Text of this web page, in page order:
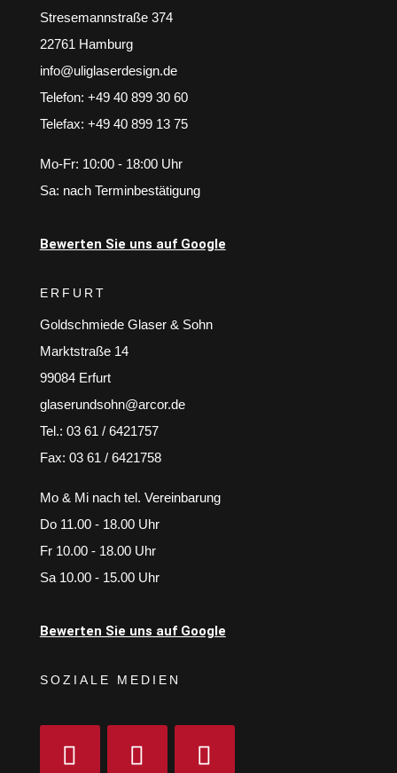
Stresemannstraße 374
22761 Hamburg
info@uliglaserdesign.de
Telefon: +49 40 899 30 60
Telefax: +49 40 899 13 75
Mo-Fr: 10:00 - 18:00 Uhr
Sa: nach Terminbestätigung
Bewerten Sie uns auf Google
ERFURT
Goldschmiede Glaser & Sohn
Marktstraße 14
99084 Erfurt
glaserundsohn@arcor.de
Tel.: 03 61 / 6421757
Fax: 03 61 / 6421758
Mo & Mi nach tel. Vereinbarung
Do 11.00 - 18.00 Uhr
Fr 10.00 - 18.00 Uhr
Sa 10.00 - 15.00 Uhr
Bewerten Sie uns auf Google
SOZIALE MEDIEN